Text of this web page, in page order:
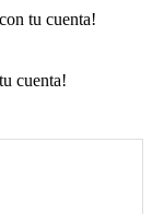
tu cuenta!
cuenta!